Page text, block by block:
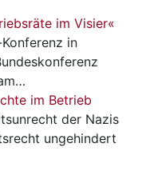
im Visier«
in
im Betrieb
der Nazis
ungehindert